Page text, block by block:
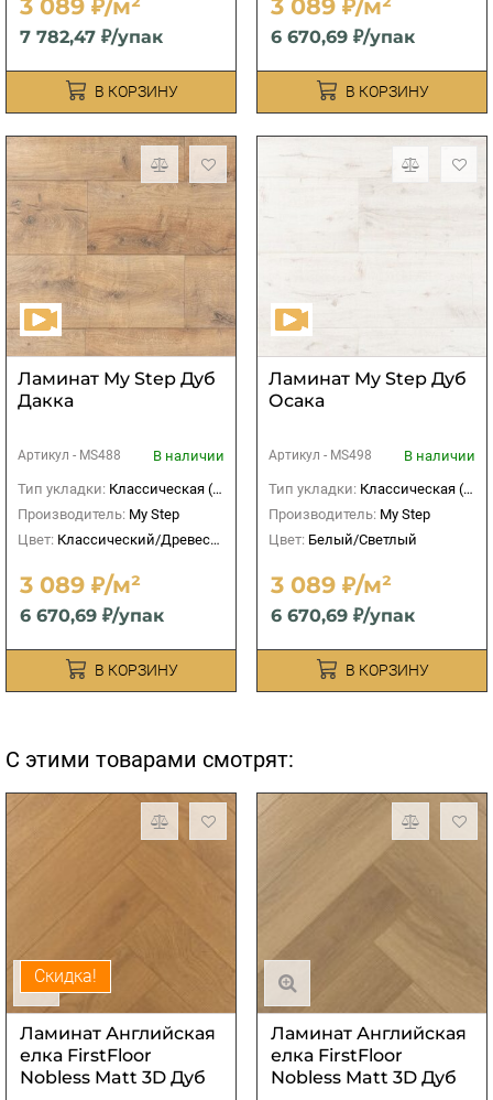
3 089 ₽/м²
7 782,47 ₽/упак
В КОРЗИНУ
3 089 ₽/м²
6 670,69 ₽/упак
В КОРЗИНУ
Ламинат My Step Дуб
Дакка
Артикул - MS488
В наличии
Тип укладки: Классическая (прямая)
Производитель: My Step
Цвет: Классический/Древесный
3 089 ₽/м²
6 670,69 ₽/упак
В КОРЗИНУ
Ламинат My Step Дуб
Осака
Артикул - MS498
В наличии
Тип укладки: Классическая (прямая)
Производитель: My Step
Цвет: Белый/Светлый
3 089 ₽/м²
6 670,69 ₽/упак
В КОРЗИНУ
С этими товарами смотрят:
Скидка!
Ламинат Английская
елка FirstFloor
Nobless Matt 3D Дуб
Ламинат Английская
елка FirstFloor
Nobless Matt 3D Дуб